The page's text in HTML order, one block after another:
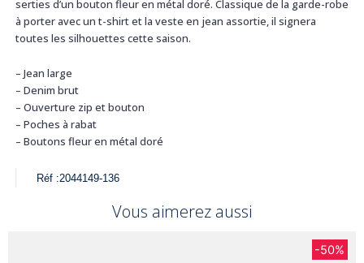
serties d’un bouton fleur en métal doré. Classique de la garde-robe
à porter avec un t-shirt et la veste en jean assortie, il signera
toutes les silhouettes cette saison.
– Jean large
– Denim brut
– Ouverture zip et bouton
– Poches à rabat
– Boutons fleur en métal doré
Réf :2044149-136
Vous aimerez aussi
-50%